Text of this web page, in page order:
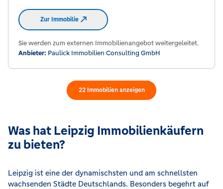
Zur Immobilie
Sie werden zum externen Immobilienangebot weitergeleitet.
Anbieter: Paulick Immobilien Consulting GmbH
22 Immobilienanzeigen
Was hat Leipzig Immobilienkäufern
zu bieten?
Leipzig ist eine der dynamischsten und am schnellsten
wachsenden Städte Deutschlands. Besonders begehrt auf